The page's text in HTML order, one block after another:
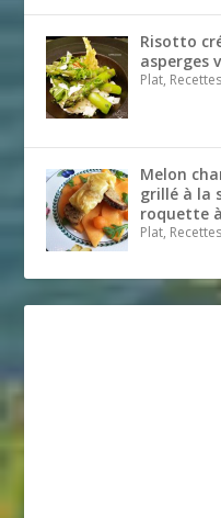
Risotto
asperges
Plat, Recettes
Melon
grillé à la
roquette à
Plat, Recettes